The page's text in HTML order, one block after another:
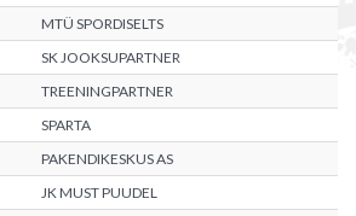
MTÜ SPORDISELTS
SK JOOKSUPARTNER
TREENINGPARTNER
SPARTA
PAKENDIKESKUS AS
JK MUST PUUDEL